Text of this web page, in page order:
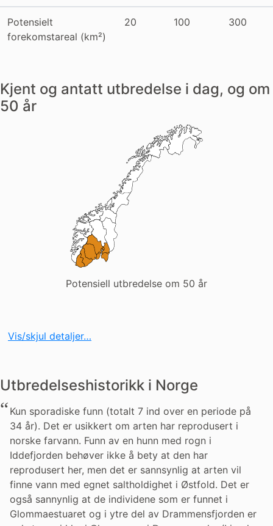
Potensielt
forekomstareal (km²)
20 100 300
Kjent og antatt utbredelse i dag, og om
50 år
Potensiell utbredelse om 50 år
Vis/skjul detaljer…
Utbredelseshistorikk i Norge
Kun sporadiske funn (totalt 7 ind over en periode på
34 år). Det er usikkert om arten har reprodusert i
norske farvann. Funn av en hunn med rogn i
Iddefjorden behøver ikke å bety at den har
reprodusert her, men det er sannsynlig at arten vil
finne vann med egnet saltholdighet i Østfold. Det er
også sannynlig at de individene som er funnet i
Glommaestuaret og i ytre del av Drammensfjorden er